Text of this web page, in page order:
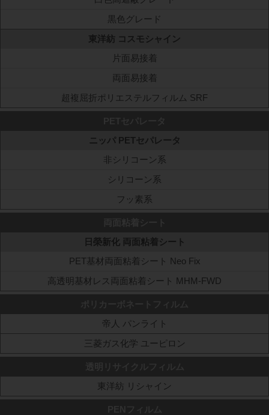
黒色グレード
東洋紡 コスモシャイン
片面易接着
両面易接着
超複屈折ポリエステルフィルム SRF
ニッパ PETセパレータ
非シリコーン系
シリコーン系
フッ素系
日榮新化 両面粘着シート
PET基材両面粘着シート Neo Fix
高透明基材レス両面粘着シート MHM-FWD
帝人 パンライト
三菱ガス化学 ユーピロン
東洋紡 リシャイン